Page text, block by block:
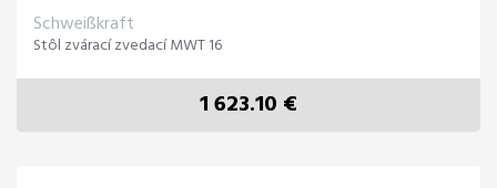
Schweißkraft
Stôl zvárací zvedací MWT 16
1 623.10 €